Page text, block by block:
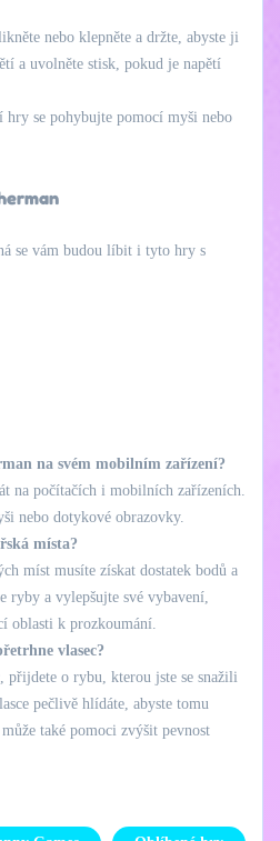
nebo klepněte a držte, abyste ji
a uvolněte stisk, pokud je napětí
hry se pohybujte pomocí myši nebo
se vám budou líbit i tyto hry s
na svém mobilním zařízení?
na počítačích i mobilních zařízeních.
nebo dotykové obrazovky.
místa?
míst musíte získat dostatek bodů a
ryby a vylepšujte své vybavení,
oblasti k prozkoumání.
vlasec?
přijdete o rybu, kterou jste se snažili
pečlivě hlídáte, abyste tomu
také pomoci zvýšit pevnost